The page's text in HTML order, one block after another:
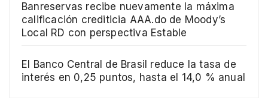
Banreservas recibe nuevamente la máxima
calificación crediticia AAA.do de Moody’s
Local RD con perspectiva Estable
El Banco Central de Brasil reduce la tasa de
interés en 0,25 puntos, hasta el 14,0 % anual